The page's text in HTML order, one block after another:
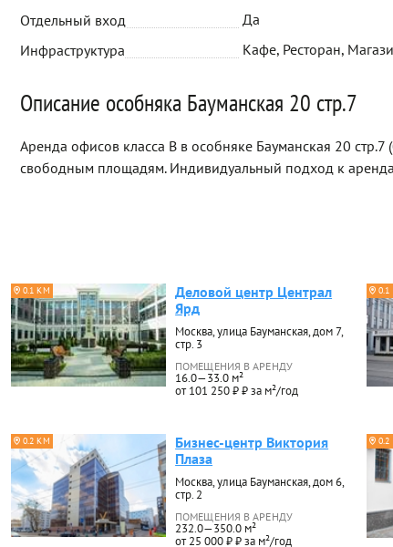
Отдельный вход
Да
Инфраструктура
Кафе, Ресторан,
Описание особняка Бауманская 20 стр.7
Аренда офисов класса B в особняке Бауманская 20
свободным площадям. Индивидуальный подход к
0.1 КМ
Деловой центр Централ
Ярд
Москва, улица Бауманская, дом 7,
стр. 3
ПОМЕЩЕНИЯ В АРЕНДУ
16.0—33.0 м²
от 101 250 ₽ ₽ за м²/год
0.2 КМ
Бизнес-центр Виктория
Плаза
Москва, улица Бауманская, дом 6,
стр. 2
ПОМЕЩЕНИЯ В АРЕНДУ
232.0—350.0 м²
от 25 000 ₽ ₽ за м²/год